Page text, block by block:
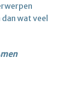
dan wat veel